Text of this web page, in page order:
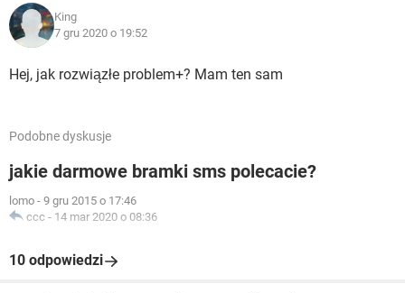
King
7 gru 2020 o 19:52
Hej, jak rozwiązłe problem+? Mam ten sam
Podobne dyskusje
jakie darmowe bramki sms polecacie?
lomo - 9 gru 2015 o 17:46
ccc - 14 mar 2020 o 08:36
10 odpowiedzi